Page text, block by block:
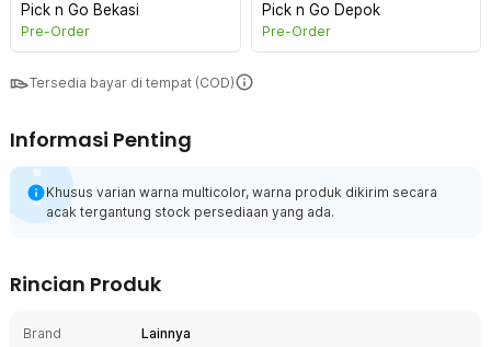
Pick n Go Bekasi
Pre-Order
Pick n Go Depok
Pre-Order
Tersedia bayar di tempat (COD)
Informasi Penting
Khusus varian warna multicolor, warna produk dikirim secara
acak tergantung stock persediaan yang ada.
Rincian Produk
Brand
Lainnya